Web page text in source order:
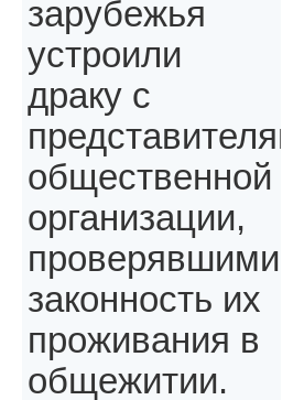
зарубежья
устроили
драку с
представителями
общественной
организации,
проверявшими
законность их
проживания в
общежитии.